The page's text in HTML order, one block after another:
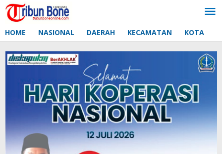
Lewati
ke
HOME NASIONAL DAERAH KECAMATAN KOTA